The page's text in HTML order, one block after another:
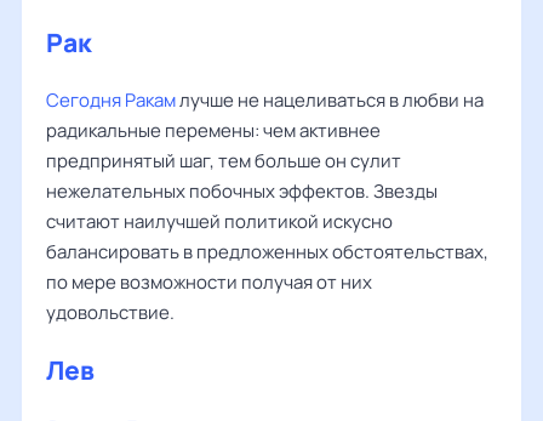
Рак
Сегодня Ракамлучше не нацеливаться в любви на
радикальные перемены: чем активнее
предпринятый шаг, тем больше он сулит
нежелательных побочных эффектов. Звезды
считают наилучшей политикой искусно
балансировать в предложенных обстоятельствах,
по мере возможности получая от них
удовольствие.
Лев